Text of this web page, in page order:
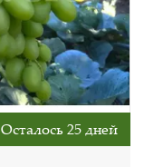
Осталось 25 дней